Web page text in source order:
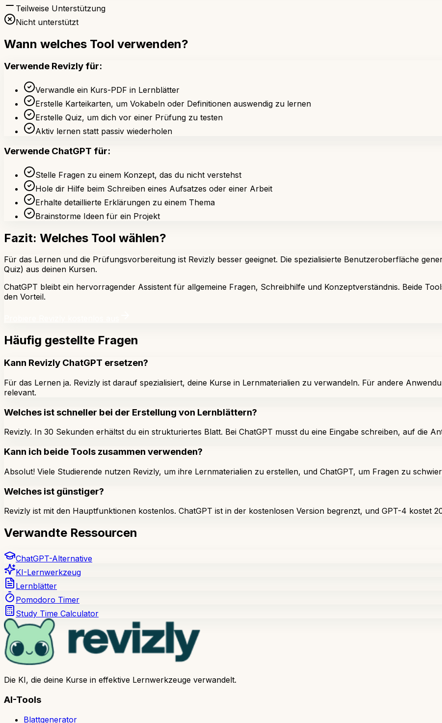
Teilweise Unterstützung
Nicht unterstützt
Wann welches Tool verwenden?
Verwende Revizly für:
Verwandle ein Kurs-PDF in Lernblätter
Erstelle Karteikarten, um Vokabeln oder Definitionen auswendig zu lernen
Erstelle Quiz, um dich vor einer Prüfung zu testen
Aktiv lernen statt passiv wiederholen
Verwende ChatGPT für:
Stelle Fragen zu einem Konzept, das du nicht verstehst
Hole dir Hilfe beim Schreiben eines Aufsatzes oder einer Arbeit
Erhalte detaillierte Erklärungen zu einem Thema
Brainstorme Ideen für ein Projekt
Fazit: Welches Tool wählen?
Für das Lernen und die Prüfungsvorbereitung ist Revizly besser geeignet. Die spezialisierte Benutzeroberfläche
Quiz) aus deinen Kursen.
ChatGPT bleibt ein hervorragender Assistent für allgemeine Fragen, Schreibhilfe und Konzeptverständnis. Beide
den Vorteil.
Häufig gestellte Fragen
Kann Revizly ChatGPT ersetzen?
Für das Lernen ja. Revizly ist darauf spezialisiert, deine Kurse in Lernmaterialien zu verwandeln. Für andere
relevant.
Welches ist schneller bei der Erstellung von Lernblättern?
Revizly. In 30 Sekunden erhältst du ein strukturiertes Blatt. Bei ChatGPT musst du eine Eingabe schreiben, auf die
Kann ich beide Tools zusammen verwenden?
Absolut! Viele Studierende nutzen Revizly, um ihre Lernmaterialien zu erstellen, und ChatGPT, um Fragen zu
Welches ist günstiger?
Revizly ist mit den Hauptfunktionen kostenlos. ChatGPT ist in der kostenlosen Version begrenzt, und GPT-4 kostet
Verwandte Ressourcen
ChatGPT-Alternative
KI-Lernwerkzeug
Lernblätter
Pomodoro Timer
Study Time Calculator
Die KI, die deine Kurse in effektive Lernwerkzeuge verwandelt.
AI-Tools
Blattgenerator